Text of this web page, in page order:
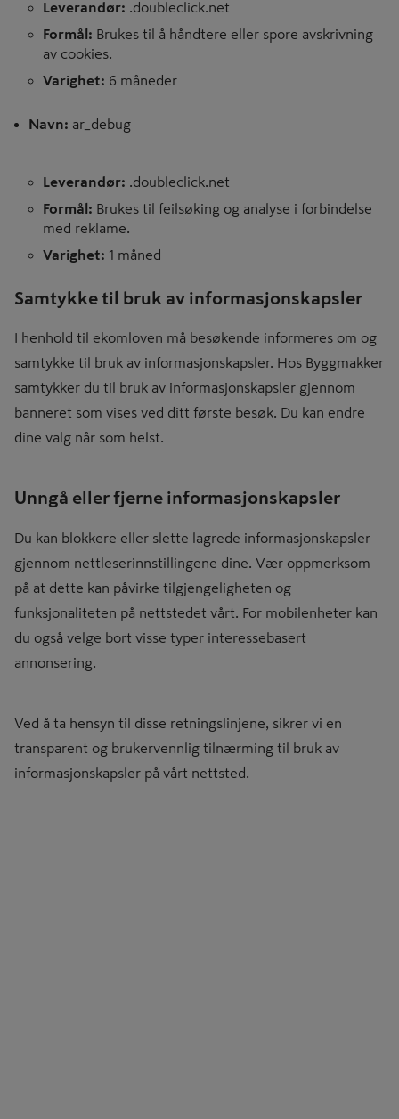
Leverandør: .doubleclick.net
Formål: Brukes til å håndtere eller spore avskrivning
av cookies.
Varighet: 6 måneder
Navn: ar_debug
Leverandør: .doubleclick.net
Formål: Brukes til feilsøking og analyse i forbindelse
med reklame.
Varighet: 1 måned
Samtykke til bruk av informasjonskapsler
I henhold til ekomloven må besøkende informeres om og
samtykke til bruk av informasjonskapsler. Hos Byggmakker
samtykker du til bruk av informasjonskapsler gjennom
banneret som vises ved ditt første besøk. Du kan endre
dine valg når som helst.
Unngå eller fjerne informasjonskapsler
Du kan blokkere eller slette lagrede informasjonskapsler
gjennom nettleserinnstillingene dine. Vær oppmerksom
på at dette kan påvirke tilgjengeligheten og
funksjonaliteten på nettstedet vårt. For mobilenheter kan
du også velge bort visse typer interessebasert
annonsering.
Ved å ta hensyn til disse retningslinjene, sikrer vi en
transparent og brukervennlig tilnærming til bruk av
informasjonskapsler på vårt nettsted.